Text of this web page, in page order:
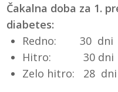
Čakalna doba za 1.
diabetes:
Redno: 30 dni
Hitro: 30 dni
Zelo hitro: 28 dni